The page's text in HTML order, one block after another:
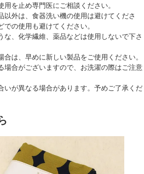
用を止め専門医にご相談ください。
以外は、食器洗い機の使用は避けてくださ
での使用も避けてください。
な、化学繊維、薬品などは使用しないで下さ
合は、早めに新しい製品をご使用ください。
場合がございますので、お洗濯の際はご注意
いが異なる場合があります。予めご了承くだ